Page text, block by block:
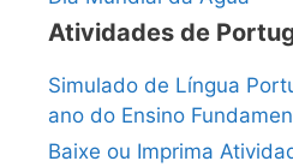
Atividades de
Simulado de Língua
ano do Ensino
Baixe ou Imprima